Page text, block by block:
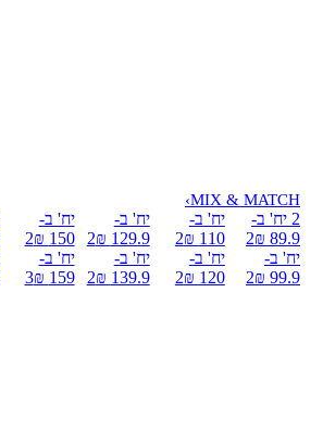
MIX & MATCH
›
2 יח' ב-
89.9 ₪
2
יח' ב-
99.9 ₪
2
יח' ב-
110 ₪
2
יח' ב-
120 ₪
2
יח' ב-
129.9 ₪
2
יח' ב-
139.9 ₪
2
יח' ב-
150 ₪
2
יח' ב-
159 ₪
3